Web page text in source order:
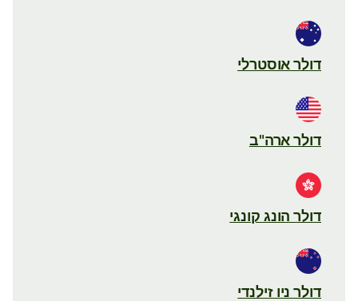
דולר אוסטרלי
דולר ארה"ב
דולר הונג קונגי
דולר ניו זילנדי